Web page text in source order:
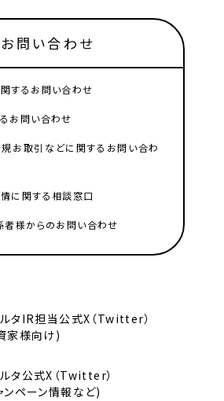
お問い合わせ
するお問い合わせ
お問い合わせ
お取引などに関するお問い合わ
に関する相談窓口
者様からのお問い合わせ
タIR担当公式X（Twitter）
家様向け)
タ公式X（Twitter）
ンペーン情報など)